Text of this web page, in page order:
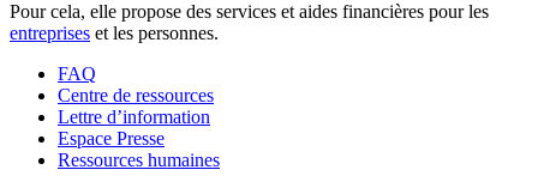
Pour cela, elle propose des services et aides financières pour les
entreprises et les personnes.
FAQ
Centre de ressources
Lettre d’information
Espace Presse
Ressources humaines